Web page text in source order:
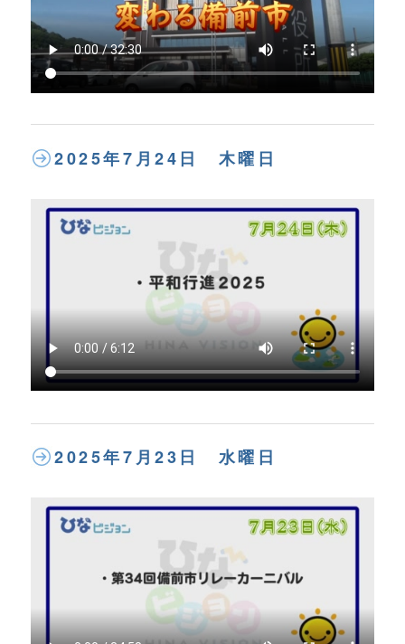
2025年7月24日 木曜日
2025年7月23日 水曜日